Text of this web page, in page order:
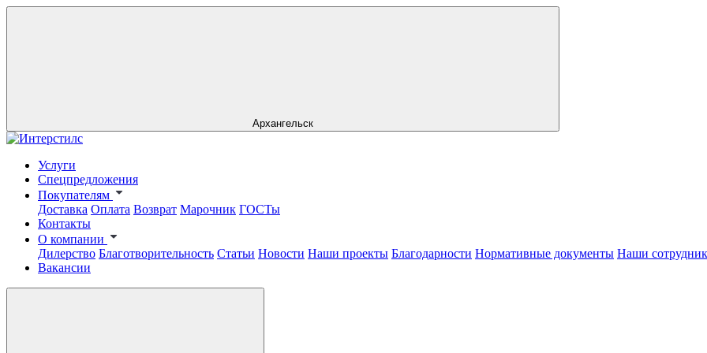
Архангельск
Услуги
Спецпредложения
Покупателям
Доставка Оплата Возврат Марочник ГОСТы
Контакты
О компании
Дилерство Благотворительность Статьи Новости Наши проекты Благодарности Нормативные документы Наши
Вакансии